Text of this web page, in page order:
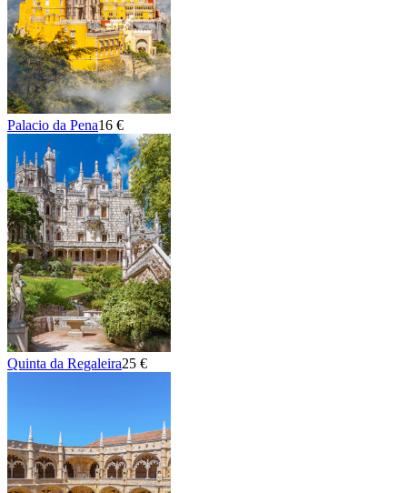
Palacio da Pena16 €
Quinta da Regaleira25 €